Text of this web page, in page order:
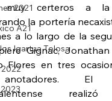
2021
A21
Igartua Tolosa
muy certeros a la
la portería
a lo largo de la
Gignac,
Flores en tres
El